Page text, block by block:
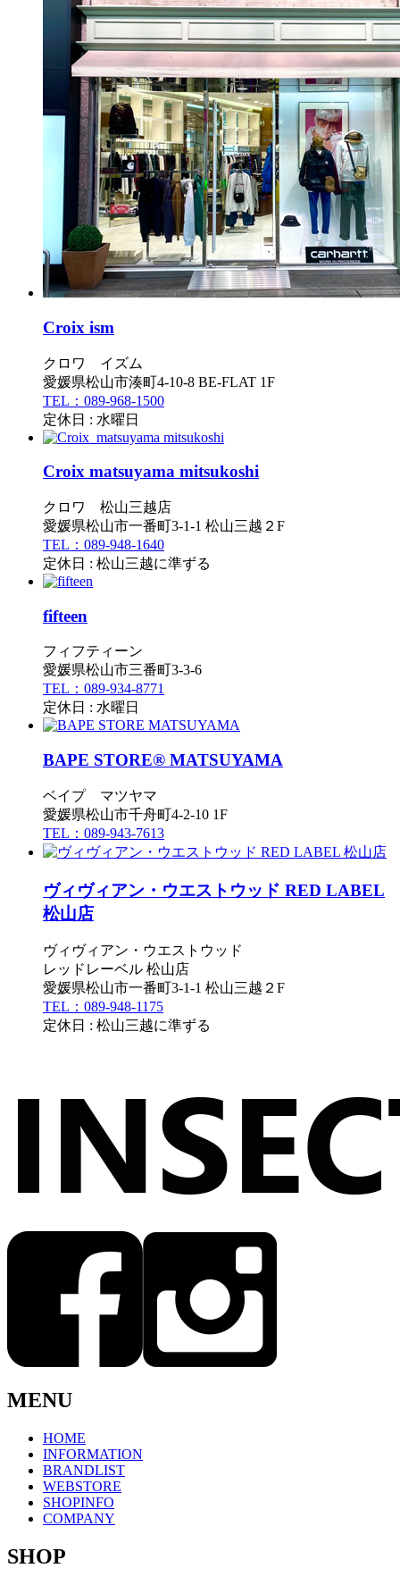
Croix ism
クロワ イズム
愛媛県松山市湊町4-10-8 BE-FLAT 1F
TEL：089-968-1500
定休日 : 水曜日
Croix matsuyama mitsukoshi
クロワ 松山三越店
愛媛県松山市一番町3-1-1 松山三越２F
TEL：089-948-1640
定休日 : 松山三越に準ずる
fifteen
フィフティーン
愛媛県松山市三番町3-3-6
TEL：089-934-8771
定休日 : 水曜日
BAPE STORE® MATSUYAMA
ベイプ マツヤマ
愛媛県松山市千舟町4-2-10 1F
TEL：089-943-7613
ヴィヴィアン・ウエストウッド RED LABEL
松山店
ヴィヴィアン・ウエストウッド
レッドレーベル 松山店
愛媛県松山市一番町3-1-1 松山三越２F
TEL：089-948-1175
定休日 : 松山三越に準ずる
MENU
HOME
INFORMATION
BRANDLIST
WEBSTORE
SHOPINFO
COMPANY
SHOP